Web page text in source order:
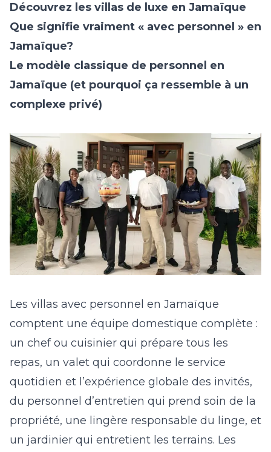
Découvrez les villas de luxe en Jamaïque
Que signifie vraiment « avec personnel » en
Jamaïque?
Le modèle classique de personnel en
Jamaïque (et pourquoi ça ressemble à un
complexe privé)
Les villas avec personnel en Jamaïque
comptent une équipe domestique complète :
un chef ou cuisinier qui prépare tous les
repas, un valet qui coordonne le service
quotidien et l’expérience globale des invités,
du personnel d’entretien qui prend soin de la
propriété, une lingère responsable du linge, et
un jardinier qui entretient les terrains. Les